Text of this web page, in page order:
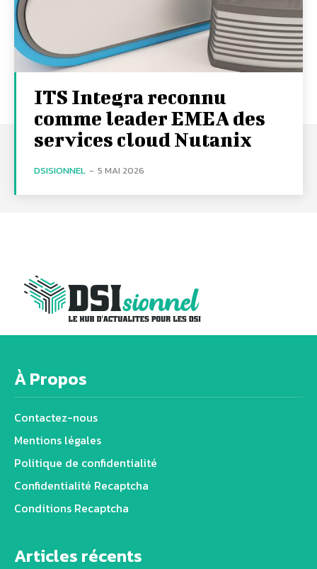
ITS Integra reconnu
comme leader EMEA des
services cloud Nutanix
DSISIONNEL - 5 MAI 2026
À Propos
Contactez-nous
Mentions légales
Politique de confidentialité
Confidentialité Recaptcha
Conditions Recaptcha
Articles récents